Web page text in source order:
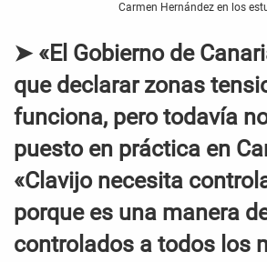
Carmen Hernández en los
➤ «El Gobierno de
que declarar zonas
funciona, pero todavía
puesto en práctica en
«Clavijo necesita
porque es una manera
controlados a todos los